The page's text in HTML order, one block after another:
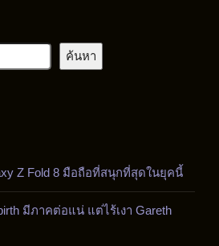
ค้นหา
Z Fold 8 มือถือที่สนุกที่สุดในยุคนี้
มีภาคต่อแน่ แต่ไร้เงา Gareth